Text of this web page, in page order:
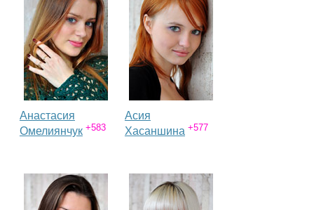
Анастасия
Омелиянчук +583
Асия
Хасаншина +577